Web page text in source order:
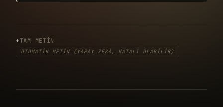
TAM METIN
OTOMATIK METIN (YAPAY ZEKÂ, HATALI OLABILIR)